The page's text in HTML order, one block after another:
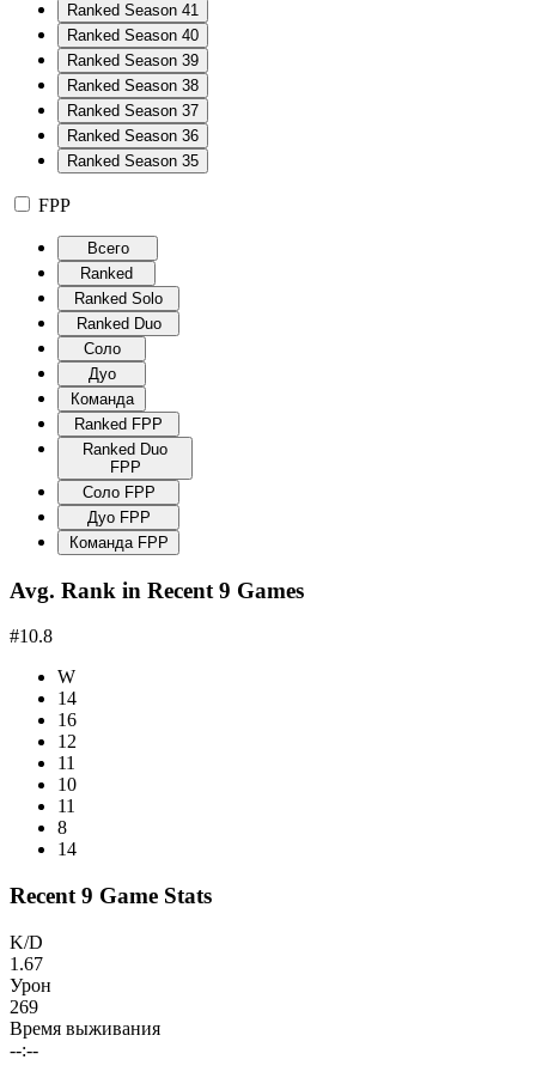
Ranked Season 41
Ranked Season 40
Ranked Season 39
Ranked Season 38
Ranked Season 37
Ranked Season 36
Ranked Season 35
FPP
Всего
Ranked
Ranked Solo
Ranked Duo
Соло
Дуо
Команда
Ranked FPP
Ranked Duo
FPP
Соло FPP
Дуо FPP
Команда FPP
Avg. Rank in Recent 9 Games
#10.8
W
14
16
12
11
10
11
8
14
Recent 9 Game Stats
K/D
1.67
Урон
269
Время выживания
--:--